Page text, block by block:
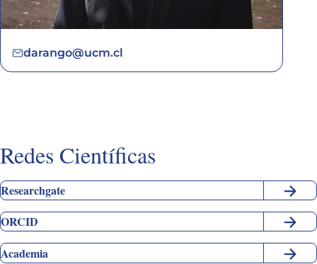
darango@ucm.cl
Redes Científicas
Researchgate
ORCID
Academia